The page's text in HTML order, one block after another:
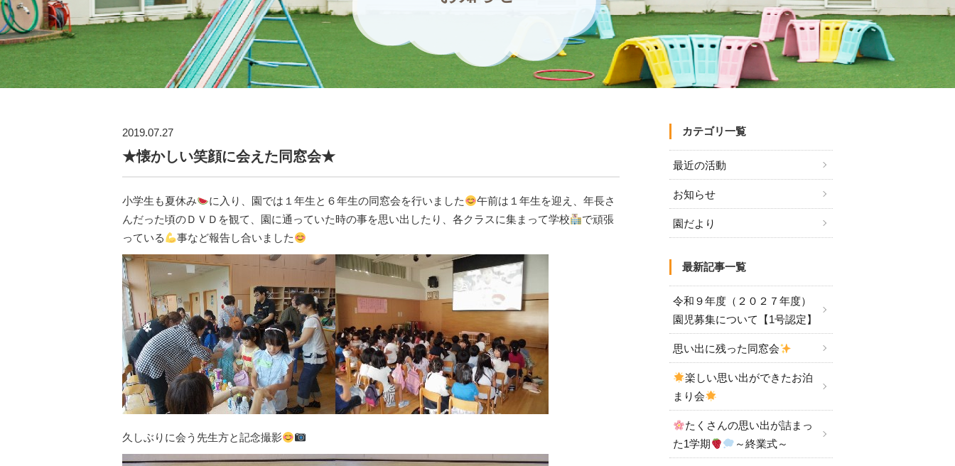
2019.07.27
★懐かしい笑顔に会えた同窓会★
小学生も夏休み に入り、園では１年生と６年生の同窓会を行いました
午前は１年生を迎え、年長さ
んだった頃のＤＶＤを観て、園に通っていた時の事を思い出したり、各クラスに集まって学校
で頑張
っている
事など報告し合いました
久しぶりに会う先生方と記念撮影
カテゴリ一覧
最近の活動
お知らせ
園だより
最新記事一覧
令和９年度（２０２７年度）
園児募集について【1号認定】
思い出に残った同窓会
楽しい思い出ができたお泊
まり会
たくさんの思い出が詰まっ
た1学期
～終業式～